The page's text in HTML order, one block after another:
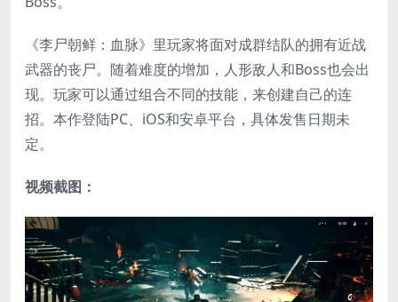
《李尸朝鲜：血脉》里玩家将面对成群结队的拥有近战
武器的丧尸。随着难度的增加，人形敌人和Boss也会出
现。玩家可以通过组合不同的技能，来创建自己的连
招。本作登陆PC、iOS和安卓平台，具体发售日期未
定。
视频截图：